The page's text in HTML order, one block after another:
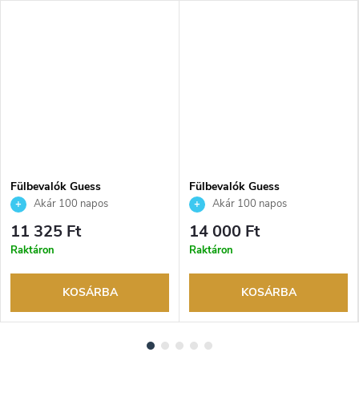
Fülbevalók Guess
JUBE06203JWYGT
Akár 100 napos
visszaküldési lehetőség. Hivatalos
márkakereskedő.
11 325 Ft
Raktáron
KOSÁRBA
Fülbevalók Guess
JUBE06045JWRHT
Akár 100 napos
visszaküldési lehetőség. Hivatalos
márkakereskedő.
14 000 Ft
Raktáron
KOSÁRBA